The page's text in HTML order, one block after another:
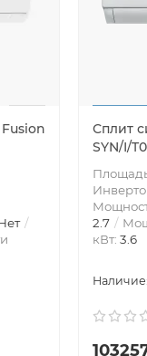
Сплит
SYN/I/
2.7
кВт: 3.6